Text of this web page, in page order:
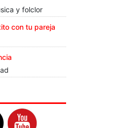
y folclor
con tu pareja